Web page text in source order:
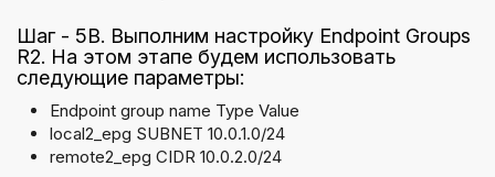
Шаг - 5B. Выполним настройку Endpoint Groups
R2. На этом этапе будем использовать
следующие параметры:
Endpoint group name Type Value
local2_epg SUBNET 10.0.1.0/24
remote2_epg CIDR 10.0.2.0/24